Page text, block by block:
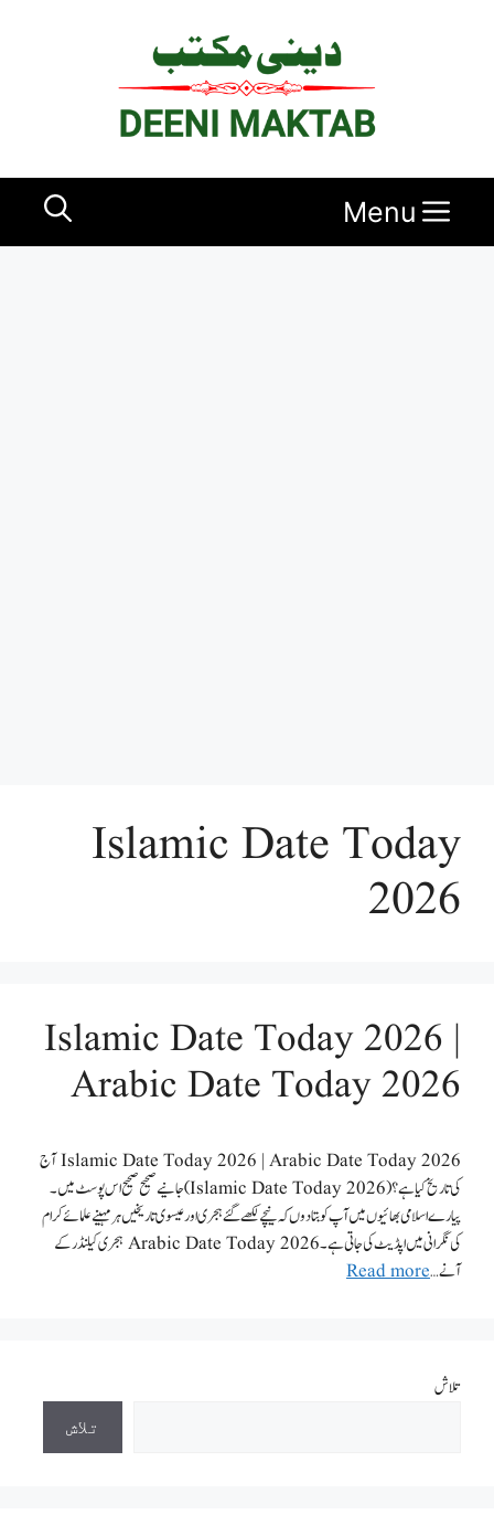
Menu
Islamic Date Today
2026
Islamic Date Today 2026 |
Arabic Date Today 2026
Islamic Date Today 2026 | Arabic Date Today 2026 آج
کی تاریخ کیا ہے؟ (Islamic Date Today 2026) جانیےصحیح صحیح اس پوسٹ میں۔
پیارے اسلامی بھائیوں میں آپ کو بتادوں کہ نیچے لکھے گئے ہجری اور عیسوی تاریخیں ہر مہینے علمائے کرام
کی نگرانی میں اپڈیٹ کی جاتی ہے۔ Arabic Date Today 2026 ہجری کیلنڈرکے
آنے …Read more
تلاش
تلاش